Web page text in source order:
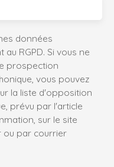
données
RGPD. Si vous ne
prospection
vous pouvez
la liste d'opposition
prévu par l'article
sur le site
ou par courrier